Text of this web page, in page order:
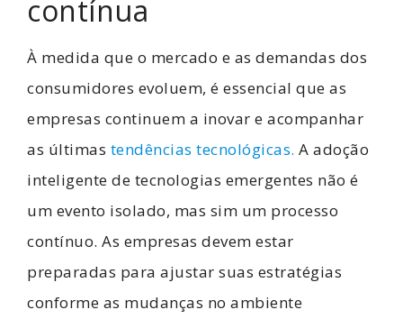
contínua
À medida que o mercado e as demandas dos
consumidores evoluem, é essencial que as
empresas continuem a inovar e acompanhar
as últimas tendências tecnológicas. A adoção
inteligente de tecnologias emergentes não é
um evento isolado, mas sim um processo
contínuo. As empresas devem estar
preparadas para ajustar suas estratégias
conforme as mudanças no ambiente